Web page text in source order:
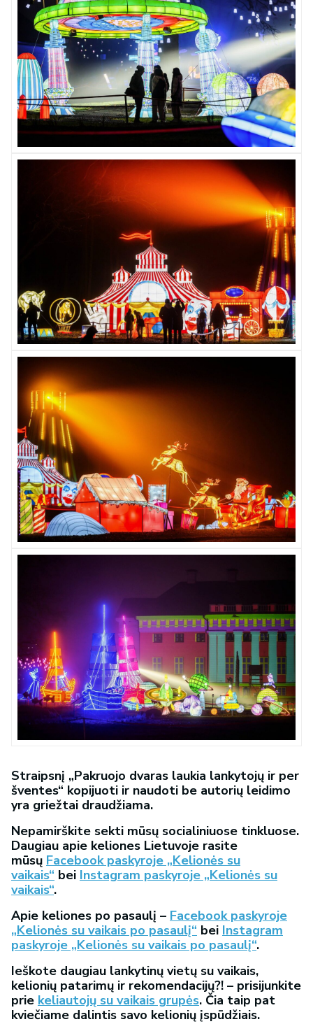
Straipsnį „Pakruojo dvaras laukia lankytojų ir per
šventes“ kopijuoti ir naudoti be autorių leidimo
yra griežtai draudžiama.
Nepamirškite sekti mūsų socialiniuose tinkluose.
Daugiau apie keliones Lietuvoje rasite
mūsų Facebook paskyroje „Kelionės su
vaikais“ bei Instagram paskyroje „Kelionės su
vaikais“.
Apie keliones po pasaulį – Facebook paskyroje
„Kelionės su vaikais po pasaulį“ bei Instagram
paskyroje „Kelionės su vaikais po pasaulį“.
Ieškote daugiau lankytinų vietų su vaikais,
kelionių patarimų ir rekomendacijų?! – prisijunkite
prie keliautojų su vaikais grupės. Čia taip pat
kviečiame dalintis savo kelionių įspūdžiais.